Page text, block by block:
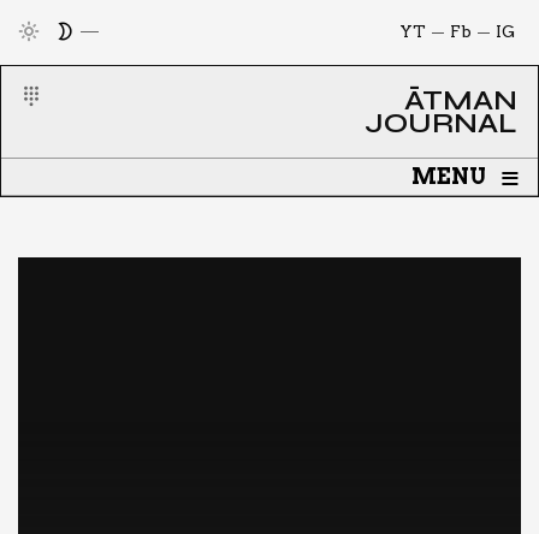
IG
Fb
YT
ĀTMAN
JOURNAL
MENU ≡